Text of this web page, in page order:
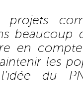
beaucoup
en
les
du